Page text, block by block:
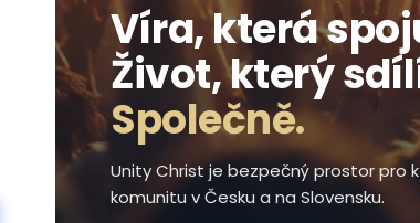
Víra, která
Život, který
Společně.
Unity Christ je bezpečný prostor pro
komunitu v Česku a na Slovensku.